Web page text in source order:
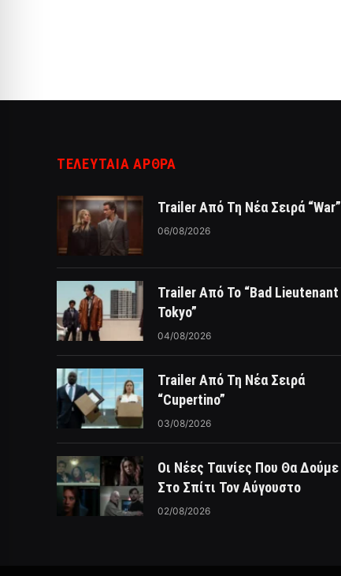
ΤΕΛΕΥΤΑΙΑ ΑΡΘΡΑ
Trailer Από Τη Νέα Σειρά “War”
06/08/2026
Trailer Από Το “Bad Lieutenant
Tokyo”
04/08/2026
Trailer Από Τη Νέα Σειρά
“Cupertino”
03/08/2026
Οι Νέες Ταινίες Που Θα Δούμε
Στο Σπίτι Τον Αύγουστο
02/08/2026